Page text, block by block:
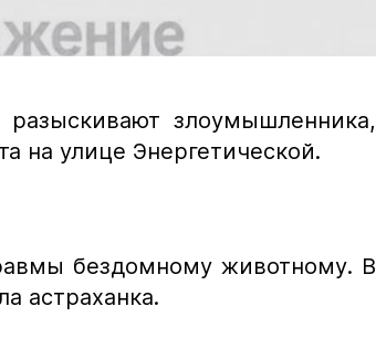
злоумышленника,
на улице Энергетической.
бездомному животному. В
астраханка.